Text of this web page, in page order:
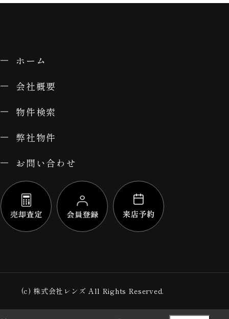
ホーム
会社概要
物件検索
弊社物件
お問い合わせ
(c) 株式会社レンズ All Rights Reserved.